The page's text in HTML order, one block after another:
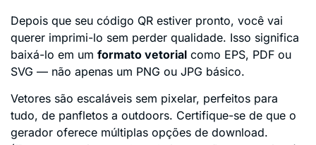
Depois que seu código QR estiver pronto, você vai
querer imprimi-lo sem perder qualidade. Isso significa
baixá-lo em um formato vetorial como EPS, PDF ou
SVG — não apenas um PNG ou JPG básico.
Vetores são escaláveis sem pixelar, perfeitos para
tudo, de panfletos a outdoors. Certifique-se de que o
gerador oferece múltiplas opções de download.